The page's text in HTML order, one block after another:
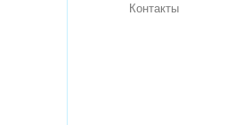
Контакты